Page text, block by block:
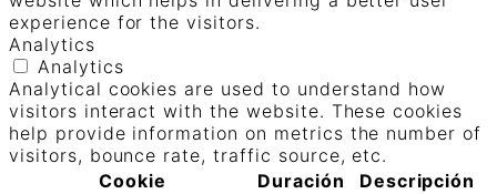
experience for the visitors.
Analytics
Analytics
Analytical cookies are used to understand how
visitors interact with the website. These cookies
help provide information on metrics the number of
visitors, bounce rate, traffic source, etc.
Cookie
Duración Descripción